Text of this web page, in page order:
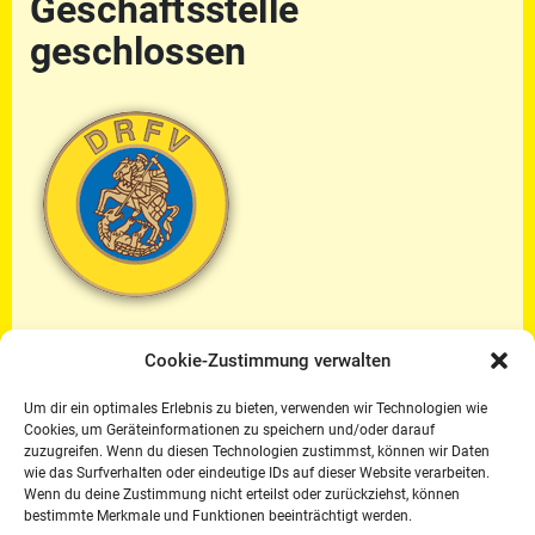
Cookie-Zustimmung verwalten
Um dir ein optimales Erlebnis zu bieten, verwenden wir Technologien wie
Cookies, um Geräteinformationen zu speichern und/oder darauf
zuzugreifen. Wenn du diesen Technologien zustimmst, können wir Daten
wie das Surfverhalten oder eindeutige IDs auf dieser Website verarbeiten.
Wenn du deine Zustimmung nicht erteilst oder zurückziehst, können
bestimmte Merkmale und Funktionen beeinträchtigt werden.
Geschäftsstelle
geschlossen
In der Zeit vom 07.-17. Dezember 2023, sowie
vom 27.-29. Dezember 2023 ist die
Geschäftsstelle des
Deutschen Reiter- und Fahrer- Verbandes e.V.
geschlossen.